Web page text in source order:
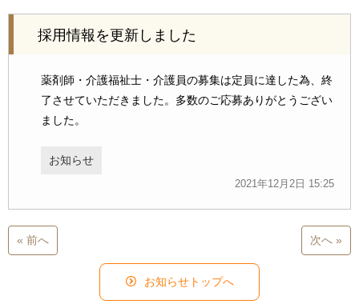
採用情報を更新しました
薬剤師・介護福祉士・介護員の募集は定員に達した為、終
了させていただきました。多数のご応募ありがとうござい
ました。
お知らせ
2021年12月2日 15:25
« 前へ 次へ »
お知らせトップへ